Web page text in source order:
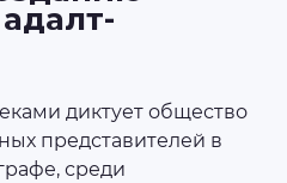
диктует общество
представителей в
среди